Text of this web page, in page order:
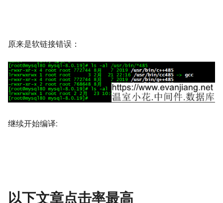
原来是软链接错误：
继续开始编译:
以下文章点击率最高